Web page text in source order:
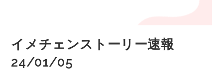
イメチェンストーリー速報
24/01/05